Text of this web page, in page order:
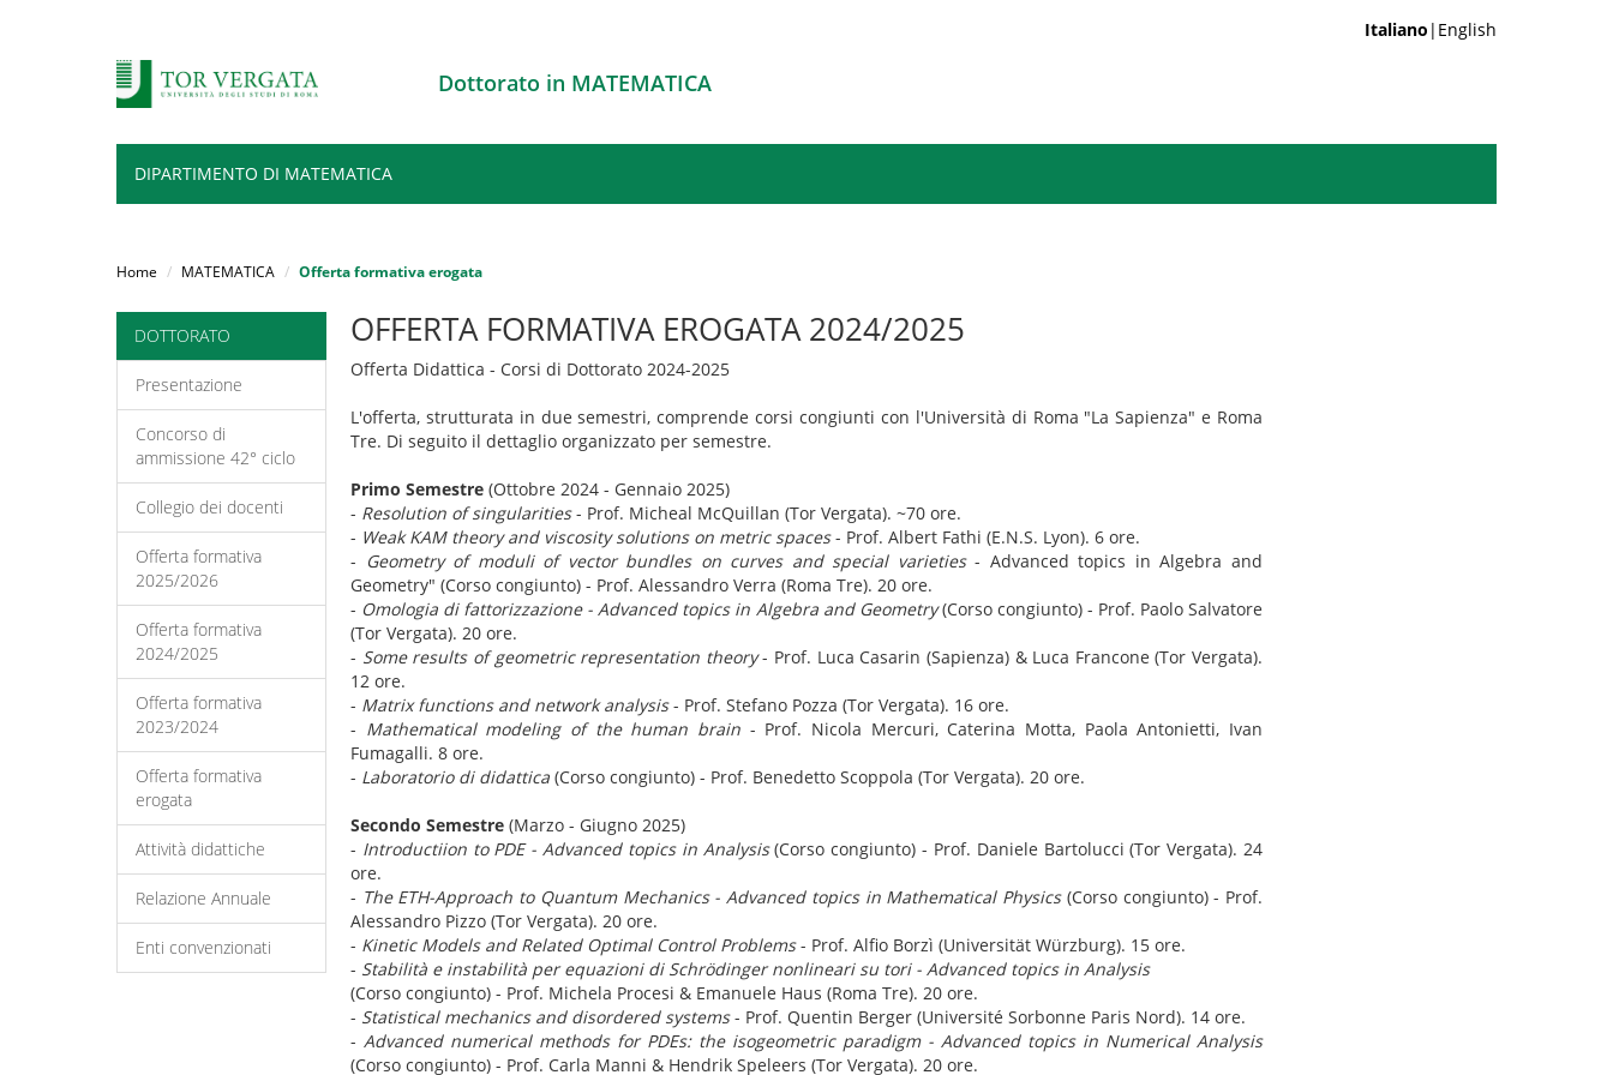
Italiano |English
Dottorato in MATEMATICA
DIPARTIMENTO DI MATEMATICA
Home MATEMATICA Offerta formativa erogata
DOTTORATO
Presentazione
Concorso di
ammissione 42° ciclo
Collegio dei docenti
Offerta formativa
2025/2026
Offerta formativa
2024/2025
Offerta formativa
2023/2024
Offerta formativa
erogata
Attività didattiche
Relazione Annuale
Enti convenzionati
OFFERTA FORMATIVA EROGATA 2024/2025
Offerta Didattica - Corsi di Dottorato 2024-2025
L'offerta, strutturata in due semestri, comprende corsi congiunti con l'Università di Roma "La Sapienza" e Roma
Tre. Di seguito il dettaglio organizzato per semestre.
Primo Semestre (Ottobre 2024 - Gennaio 2025)
- Resolution of singularities- Prof. Micheal McQuillan (Tor Vergata). ~70 ore.
- Weak KAM theory and viscosity solutions on metric spaces- Prof. Albert Fathi (E.N.S. Lyon). 6 ore.
- Geometry of moduli of vector bundles on curves and special varieties- Advanced topics in Algebra and
Geometry" (Corso congiunto) - Prof. Alessandro Verra (Roma Tre). 20 ore.
- Omologia di fattorizzazione - Advanced topics in Algebra and Geometry(Corso congiunto) - Prof. Paolo Salvatore
(Tor Vergata). 20 ore.
- Some results of geometric representation theory- Prof. Luca Casarin (Sapienza) & Luca Francone (Tor Vergata).
12 ore.
- Matrix functions and network analysis- Prof. Stefano Pozza (Tor Vergata). 16 ore.
- Mathematical modeling of the human brain - Prof. Nicola Mercuri, Caterina Motta, Paola Antonietti, Ivan
Fumagalli. 8 ore.
- Laboratorio di didattica (Corso congiunto) - Prof. Benedetto Scoppola (Tor Vergata). 20 ore.
Secondo Semestre (Marzo - Giugno 2025)
- Introductiion to PDE - Advanced topics in Analysis(Corso congiunto) - Prof. Daniele Bartolucci (Tor Vergata). 24
ore.
- The ETH-Approach to Quantum Mechanics - Advanced topics in Mathematical Physics(Corso congiunto) - Prof.
Alessandro Pizzo (Tor Vergata). 20 ore.
- Kinetic Models and Related Optimal Control Problems- Prof. Alfio Borzì (Universität Würzburg). 15 ore.
- Stabilità e instabilità per equazioni di Schrödinger nonlineari su tori - Advanced topics in Analysis
(Corso congiunto) - Prof. Michela Procesi & Emanuele Haus (Roma Tre). 20 ore.
- Statistical mechanics and disordered systems- Prof. Quentin Berger (Université Sorbonne Paris Nord). 14 ore.
- Advanced numerical methods for PDEs: the isogeometric paradigm - Advanced topics in Numerical Analysis
(Corso congiunto) - Prof. Carla Manni & Hendrik Speleers (Tor Vergata). 20 ore.